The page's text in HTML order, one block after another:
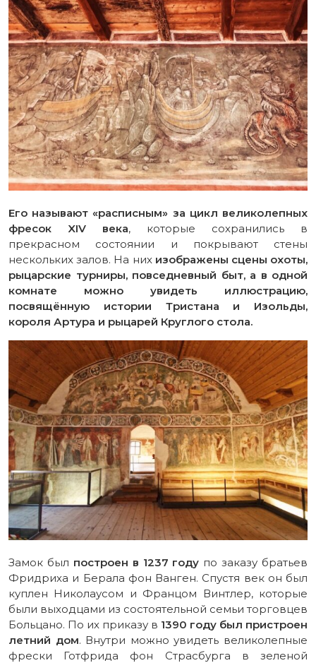
Его называют «расписным» за цикл великолепных
фресок XIV века, которые сохранились в
прекрасном состоянии и покрывают стены
нескольких залов. На них изображены сцены охоты,
рыцарские турниры, повседневный быт, а в одной
комнате можно увидеть иллюстрацию,
посвящённую истории Тристана и Изольды,
короля Артура и рыцарей Круглого стола.
Замок был построен в 1237 году по заказу братьев
Фридриха и Берала фон Ванген. Спустя век он был
куплен Николаусом и Францом Винтлер, которые
были выходцами из состоятельной семьи торговцев
Больцано. По их приказу в 1390 году был пристроен
летний дом. Внутри можно увидеть великолепные
фрески Готфрида фон Страсбурга в зеленой